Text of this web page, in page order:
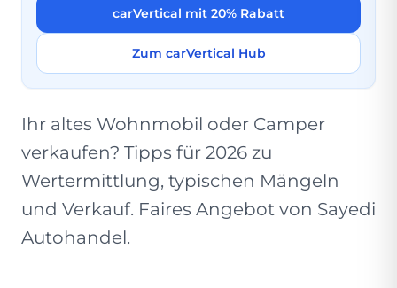
carVertical mit 20% Rabatt
Zum carVertical Hub
Ihr altes Wohnmobil oder Camper
verkaufen? Tipps für 2026 zu
Wertermittlung, typischen Mängeln
und Verkauf. Faires Angebot von Sayedi
Autohandel.